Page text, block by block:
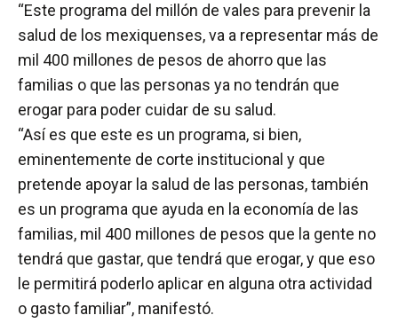
“Este programa del millón de vales para prevenir la
salud de los mexiquenses, va a representar más de
mil 400 millones de pesos de ahorro que las
familias o que las personas ya no tendrán que
erogar para poder cuidar de su salud.
“Así es que este es un programa, si bien,
eminentemente de corte institucional y que
pretende apoyar la salud de las personas, también
es un programa que ayuda en la economía de las
familias, mil 400 millones de pesos que la gente no
tendrá que gastar, que tendrá que erogar, y que eso
le permitirá poderlo aplicar en alguna otra actividad
o gasto familiar”, manifestó.